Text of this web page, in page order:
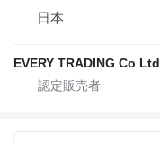
日本
EVERY TRADING Co Ltd